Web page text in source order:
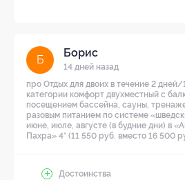
Б
Борис
14 дней назад
про Отдых для двоих в течение 2
категории комфорт двухместный с
посещением бассейна, сауны,
разовым питанием по системе
июне, июле, августе (в будние дни) в
Пахра» 4* (11 550 руб. вместо 16 500
Достоинства